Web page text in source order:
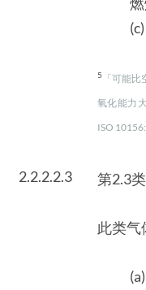
5
「可能
氧化能力
ISO
2.2.2.2.3 第2.3
此类气